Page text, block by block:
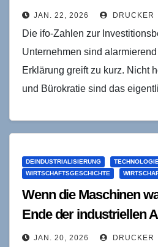
JAN. 22, 2026 DRUCKER
Die ifo-Zahlen zur
Unternehmen sind
Erklärung greift zu kurz. Nicht
und Bürokratie sind das
DEINDUSTRIALISIERUNG
TECHNOLOGIE
WIRTSCHAFTSGESCHICHTE
Wenn die Maschinen
Ende der industriellen
JAN. 20, 2026 DRUCKER